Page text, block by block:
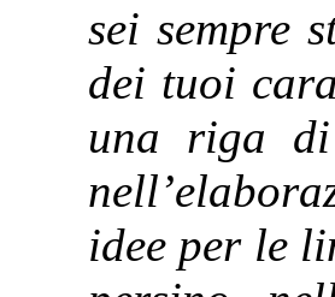
sei sempre
dei tuoi
una riga
idee per le